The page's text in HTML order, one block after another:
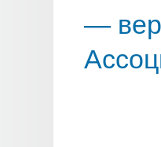
—